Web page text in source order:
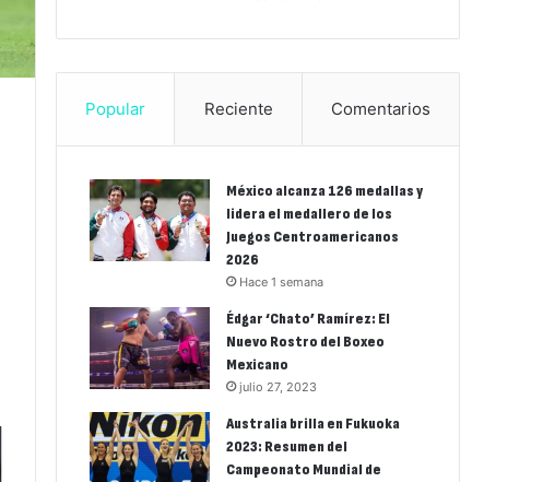
Popular Reciente Comentarios
México alcanza 126 medallas y
lidera el medallero de los
Juegos Centroamericanos
2026
Hace 1 semana
Édgar ‘Chato’ Ramírez: El
Nuevo Rostro del Boxeo
Mexicano
julio 27, 2023
Australia brilla en Fukuoka
2023: Resumen del
Campeonato Mundial de